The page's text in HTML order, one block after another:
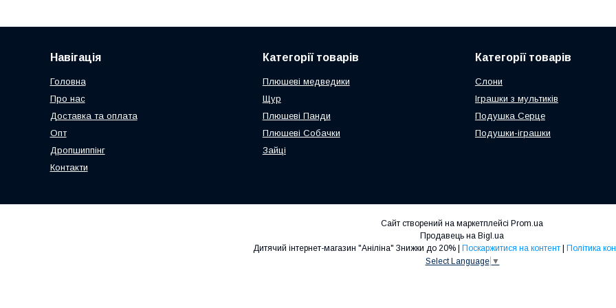
Навігація
Головна
Про нас
Доставка та оплата
Опт
Дропшиппінг
Контакти
Категорії товарів
Плюшеві медведики
Щур
Плюшеві Панди
Плюшеві Собачки
Зайці
Категорії товарів
Слони
Іграшки з мультиків
Подушка Серце
Подушки-іграшки
Сайт створений на маркетплейсі Prom.ua
Продавець на Bigl.ua
Поскаржитися на контент
Політика
Select Language ▼